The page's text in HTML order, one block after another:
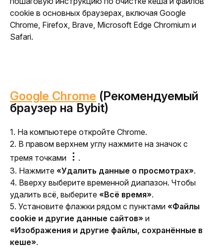
cookie в основных браузерах, включая Google
Chrome, Firefox, Brave, Microsoft Edge Chromium и
Safari.
Google Chrome (Рекомендуемый
браузер на Bybit)
1. На компьютере откройте Chrome.
2. В правом верхнем углу нажмите на значок с
тремя точками ︙ .
3. Нажмите «Удалить данные о просмотрах».
4. Вверху выберите временной диапазон. Чтобы
удалить всё, выберите «Всё время».
5. Установите флажки рядом с пунктами «Файлы
cookie и другие данные сайтов»
«Изображения и другие файлы, сохранённые в
кеше».